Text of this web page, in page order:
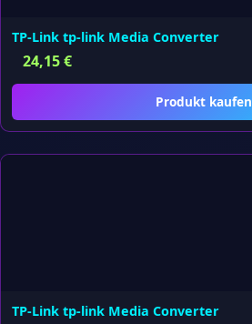
TP-Link tp-link Media Converter
24,15€
Produkt kaufen
TP-Link tp-link Media Converter